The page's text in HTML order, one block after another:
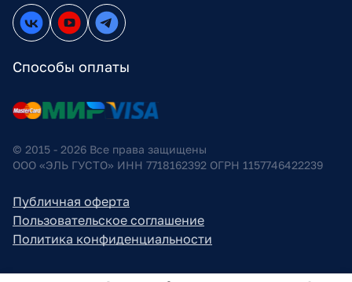
Способы оплаты
© 2015 - 2026 Все права защищены
ООО «ЭЛЬ ГУСТО» ИНН 7718162392 ОГРН 1157746422239
Публичная оферта
Пользовательское соглашение
Политика конфиденциальности